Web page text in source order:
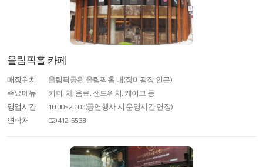
올림픽홀 카페
매장위치
올림픽공원 올림픽홀 내(장미광장 인근)
주요메뉴
커피, 차, 음료, 샌드위치, 케이크 등
영업시간
10:00~20:00(공연행사 시 운영시간 연장)
연락처
02)412-6538